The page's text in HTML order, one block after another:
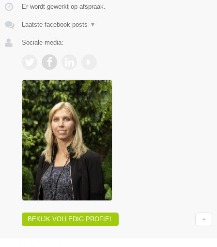
Er wordt gewerkt op afspraak.
Laatste facebook posts ▼
Sociale media:
BEKIJK VOLLEDIG PROFIEL